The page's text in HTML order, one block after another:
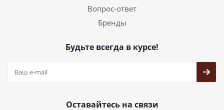
Вопрос-ответ
Бренды
Будьте всегда в курсе!
Оставайтесь на связи